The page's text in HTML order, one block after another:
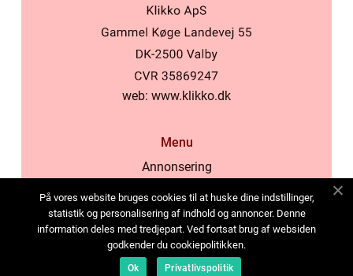
web: www.klikko.dk
Menu
Annonsering
Cookies
Kontakta oss
Sitemap
På vores website bruges cookies til at huske dine indstillinger,
statistik og personalisering af indhold og annoncer. Denne
information deles med tredjepart. Ved fortsat brug af websiden
godkender du cookiepolitikken.
Ok Privatlivspolitik